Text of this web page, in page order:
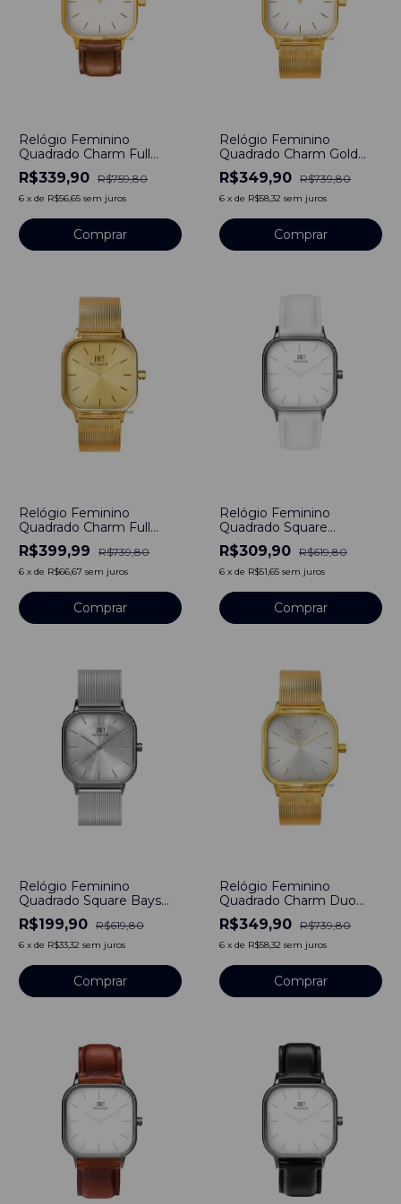
Relógio Feminino
Quadrado Charm Full
Gold Pulseira De Couro
40mm Aço Inoxidável
R$339,90 R$759,80
6 x de R$56,65 sem juros
Comprar
Relógio Feminino
Quadrado Charm Gold
40mm Aço Inoxidável
banhado a titânio
R$349,90 R$739,80
6 x de R$58,32 sem juros
Comprar
Relógio Feminino
Quadrado Charm Full
Gold 40mm Aço
Inoxidável
R$399,99 R$739,80
6 x de R$66,67 sem juros
Comprar
Relógio Feminino
Quadrado Square
Minimalista Sunnyvale
Pulseira de Couro 40mm
Aço Inoxidável
R$309,90 R$619,80
6 x de R$51,65 sem juros
Comprar
Relógio Feminino
Quadrado Square Bays
Unitone Pulseira Prata
Silver 40mm Aço
Inoxidável
R$199,90 R$619,80
6 x de R$33,32 sem juros
Comprar
Relógio Feminino
Quadrado Charm Duo
Gold 40mm Aço
Inoxidável banhado a
titânio
R$349,90 R$739,80
6 x de R$58,32 sem juros
Comprar